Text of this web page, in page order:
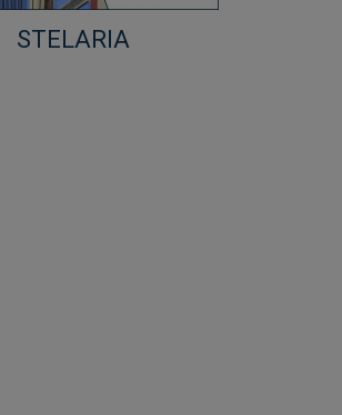
STELARIA